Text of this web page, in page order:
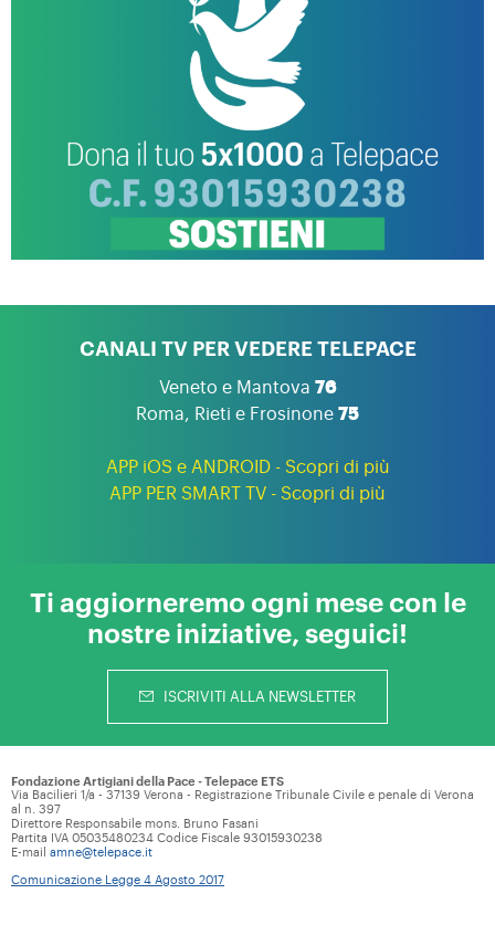
CANALI TV PER VEDERE TELEPACE
Veneto e Mantova 76
Roma, Rieti e Frosinone 75
APP iOS e ANDROID - Scopri di più
APP PER SMART TV - Scopri di più
Ti aggiorneremo ogni mese con le
nostre iniziative, seguici!
ISCRIVITI ALLA NEWSLETTER
Fondazione Artigiani della Pace - Telepace ETS
Via Bacilieri 1/a - 37139 Verona - Registrazione Tribunale Civile e penale di Verona
al n. 397
Direttore Responsabile mons. Bruno Fasani
Partita IVA 05035480234 Codice Fiscale 93015930238
E-mail amne@telepace.it
Comunicazione Legge 4 Agosto 2017